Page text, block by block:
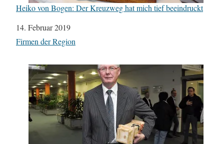
Heiko von Bogen: Der Kreuzweg hat mich tief beeindruckt
Datum
14. Februar 2019
In Bezug auf
Firmen der Region